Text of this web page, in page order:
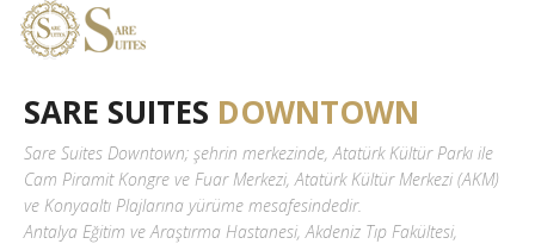
SARE SUITES DOWNTOWN
Sare Suites Downtown; şehrin merkezinde, Atatürk Kültür Parkı ile
Cam Piramit Kongre ve Fuar Merkezi, Atatürk Kültür Merkezi (AKM)
ve Konyaaltı Plajlarına yürüme mesafesindedir.
Antalya Eğitim ve Araştırma Hastanesi, Akdeniz Tıp Fakültesi,